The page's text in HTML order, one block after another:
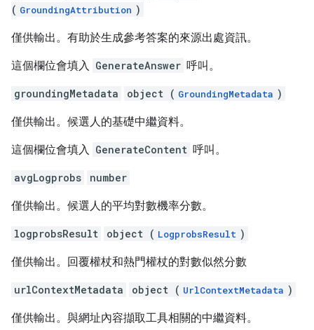
( GroundingAttribution )
僅供輸出。有助於生成參考答案的來源出處資訊。
這個欄位會填入 GenerateAnswer 呼叫。
groundingMetadata object ( GroundingMetadata )
僅供輸出。候選人的基礎中繼資料。
這個欄位會填入 GenerateContent 呼叫。
avgLogprobs number
僅供輸出。候選人的平均對數機率分數。
logprobsResult object ( LogprobsResult )
僅供輸出。回覆權杖和熱門權杖的對數似然分數
urlContextMetadata object ( UrlContextMetadata )
僅供輸出。與網址內容擷取工具相關的中繼資料。